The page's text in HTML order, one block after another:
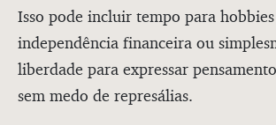
Isso pode incluir tempo para hobbies
independência financeira ou
liberdade para expressar
sem medo de represálias.